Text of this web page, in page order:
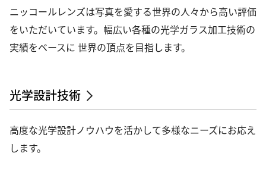
ニッコールレンズは写真を愛する世界の人々から高い評価
をいただいています。幅広い各種の光学ガラス加工技術の
実績をベースに 世界の頂点を目指します。
光学設計技術
高度な光学設計ノウハウを活かして多様なニーズにお応え
します。